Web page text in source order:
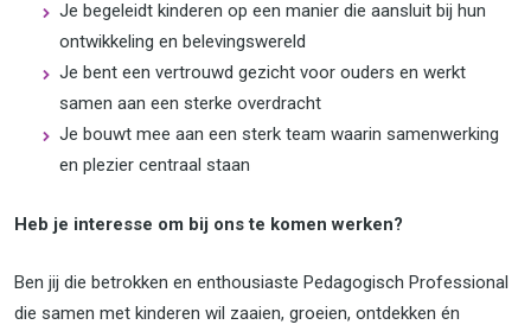
Je begeleidt kinderen op een manier die aansluit bij hun
ontwikkeling en belevingswereld
Je bent een vertrouwd gezicht voor ouders en werkt
samen aan een sterke overdracht
Je bouwt mee aan een sterk team waarin samenwerking
en plezier centraal staan
Heb je interesse om bij ons te komen werken?
Ben jij die betrokken en enthousiaste Pedagogisch Professional
die samen met kinderen wil zaaien, groeien, ontdekken én